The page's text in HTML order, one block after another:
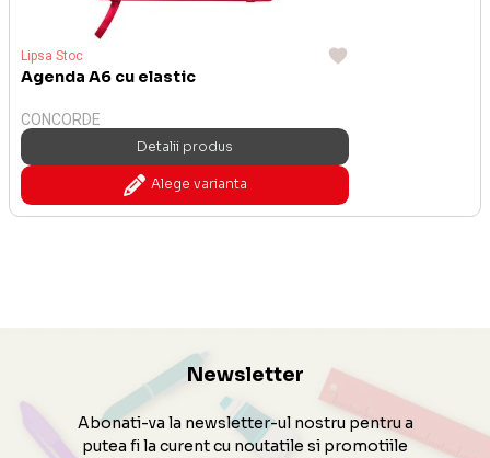
Lipsa Stoc
Agenda A6 cu elastic
CONCORDE
Detalii produs
Alege varianta
Newsletter
Abonati-va la newsletter-ul nostru pentru a
putea fi la curent cu noutatile si promotiile